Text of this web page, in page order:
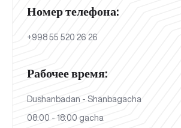
Номер телефона:
+998 55 520 26 26
Рабочее время:
Dushanbadan - Shanbagacha
08:00 - 18:00 gacha